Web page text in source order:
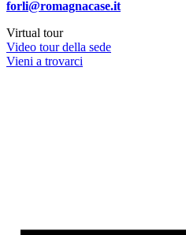
forli@romagnacase.it
Virtual tour
Video tour della sede
Vieni a trovarci